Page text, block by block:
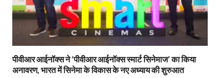
पीवीआर आईनॉक्स ने ‘पीवीआर आईनॉक्स स्मार्ट सिनेमाज’ का किया
अनावरण, भारत में सिनेमा के विकास के नए अध्याय की शुरुआत